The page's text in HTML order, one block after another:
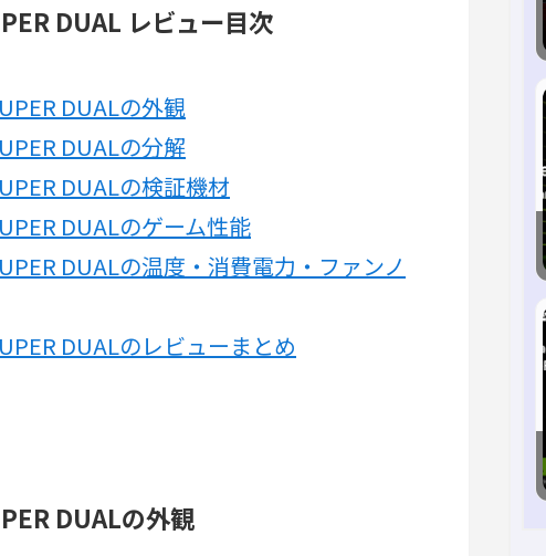
DUAL レビュー目次
DUALの外観
DUALの分解
DUALの検証機材
DUALのゲーム性能
DUALの温度・消費電力・ファンノ
DUALのレビューまとめ
DUALの外観